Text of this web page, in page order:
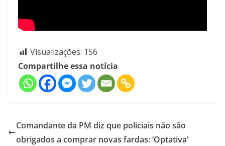
Visualizações: 156
Compartilhe essa notícia
Comandante da PM diz que policiais não são
obrigados a comprar novas fardas: ‘Optativa’